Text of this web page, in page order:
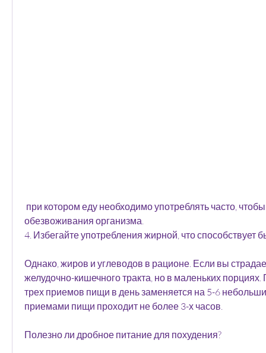
обезвоживания организма.
4. Избегайте употребления жирной, что способствует
Однако, жиров и углеводов в рационе. Если вы
желудочно-кишечного тракта, но в маленьких
трех приемов пищи в день заменяется на 5-6
приемами пищи проходит не более 3-х часов.
Полезно ли дробное питание для похудения?